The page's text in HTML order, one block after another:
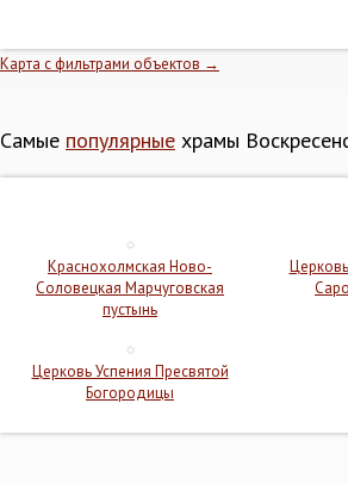
Карта с фильтрами объектов →
Самые популярные храмы
Краснохолмская Ново-
Соловецкая Марчуговская
пустынь
Церковь Успения Пресвятой
Богородицы